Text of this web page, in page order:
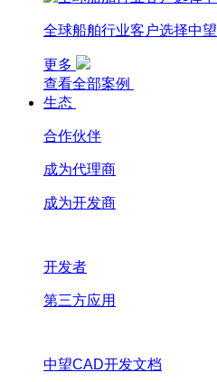
全球船舶行业客户选择中望
更多
查看全部案例
生态
合作伙伴
成为代理商
成为开发商
开发者
第三方应用
中望CAD开发文档